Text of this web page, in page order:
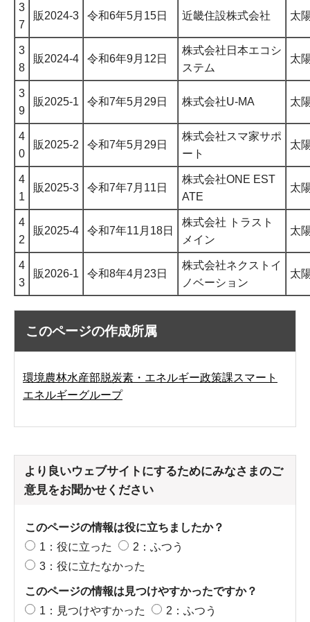
3
7
販2024-3 令和6年5月15日 近畿住設株式会社 太
3
8
販2024-4 令和6年9月12日
株式会社日本エコシ
ステム
太
3
9
販2025-1 令和7年5月29日 株式会社U-MA 太
4
0
販2025-2 令和7年5月29日
株式会社スマ家サポ
ート
太
4
1
販2025-3 令和7年7月11日
株式会社ONE EST
ATE
太
4
2
販2025-4 令和7年11月18日
株式会社 トラスト
メイン
太
4
3
販2026-1 令和8年4月23日
株式会社ネクストイ
ノベーション
太
このページの作成所属
環境農林水産部脱炭素・エネルギー政策課スマート
エネルギーグループ
より良いウェブサイトにするためにみなさまのご
意見をお聞かせください
このページの情報は役に立ちましたか？
1：役に立った
2：ふつう
3：役に立たなかった
このページの情報は見つけやすかったですか？
1：見つけやすかった
2：ふつう